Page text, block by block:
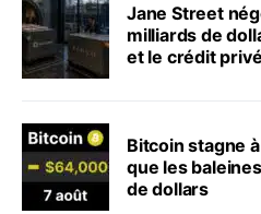
Jane Street
milliards de
et le crédit privé
Bitcoin stagne
que les
de dollars